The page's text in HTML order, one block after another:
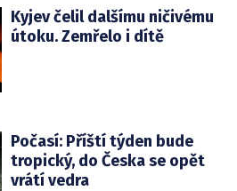
Kyjev čelil dalšímu ničivému
útoku. Zemřelo i dítě
Počasí: Příští týden bude
tropický, do Česka se opět
vrátí vedra